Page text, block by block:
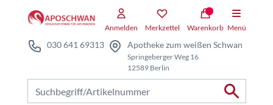
Anmelden Merkzettel Warenkorb Menü
030 641 69313 Apotheke zum weißen Schwan
Springeberger Weg 16
12589 Berlin